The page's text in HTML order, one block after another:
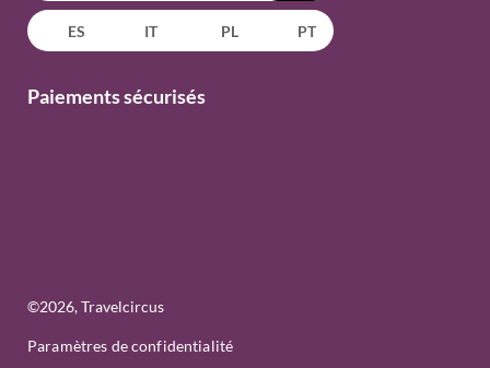
ES IT PL PT
Paiements sécurisés
©2026, Travelcircus
Paramètres de confidentialité